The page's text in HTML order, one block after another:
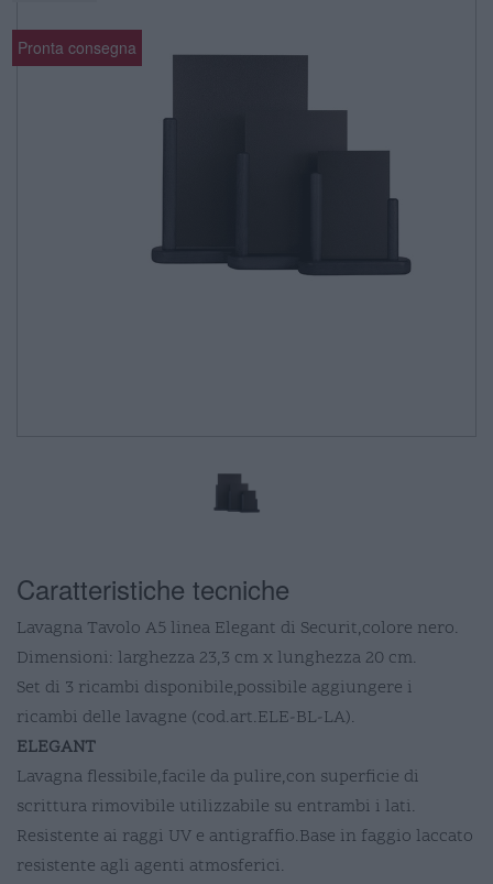
Pronta consegna
Caratteristiche tecniche
Lavagna Tavolo A5 linea Elegant di Securit,colore nero.
Dimensioni: larghezza 23,3 cm x lunghezza 20 cm.
Set di 3 ricambi disponibile,possibile aggiungere i
ricambi delle lavagne (cod.art.ELE-BL-LA).
ELEGANT
Lavagna flessibile,facile da pulire,con superficie di
scrittura rimovibile utilizzabile su entrambi i lati.
Resistente ai raggi UV e antigraffio.Base in faggio laccato
resistente agli agenti atmosferici.